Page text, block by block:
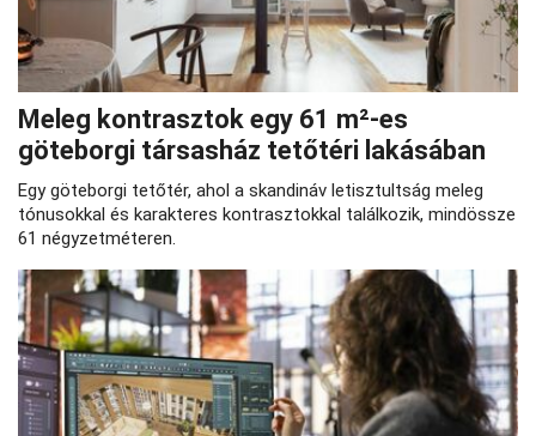
Meleg kontrasztok egy 61 m²-es
göteborgi társasház tetőtéri lakásában
Egy göteborgi tetőtér, ahol a skandináv letisztultság meleg
tónusokkal és karakteres kontrasztokkal találkozik, mindössze
61 négyzetméteren.